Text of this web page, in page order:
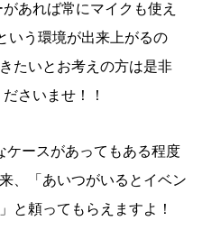
あれば常にマイクも使え
いう環境が出来上がるの
たいとお考えの方は是非
さいませ！！
ケースがあってもある程度
、「あいつがいるとイベン
と頼ってもらえますよ！